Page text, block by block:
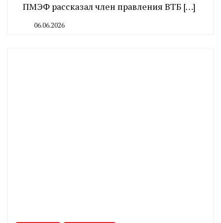
ПМЭФ рассказал член правления ВТБ […]
06.06.2026